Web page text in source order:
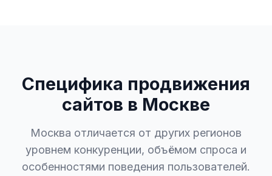
Специфика продвижения
сайтов в Москве
Москва отличается от других регионов
уровнем конкуренции, объёмом спроса и
особенностями поведения пользователей.